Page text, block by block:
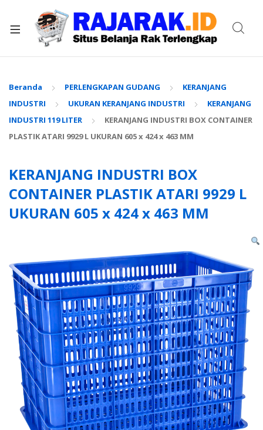
Beranda PERLENGKAPAN GUDANG
KERANJANG
INDUSTRI
UKURAN KERANJANG INDUSTRI
KERANJANG
INDUSTRI 119 LITER
KERANJANG INDUSTRI BOX CONTAINER
PLASTIK ATARI 9929 L UKURAN 605 x 424 x 463 MM
KERANJANG INDUSTRI BOX
CONTAINER PLASTIK ATARI 9929 L
UKURAN 605 x 424 x 463 MM